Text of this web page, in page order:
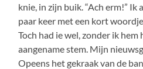
knie, in zijn buik. “Ach erm!”
paar keer met een kort woordje
Toch had ie wel, zonder ik hem
aangename stem. Mijn
Opeens het gekraak van de